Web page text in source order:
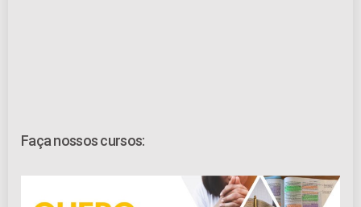
Faça nossos cursos: